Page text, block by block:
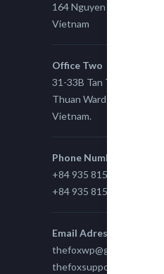
164 Nguyen Xi, Binh
Vietnam
Office Two
31-33B Tan Thuan St,
Thuan Ward 11, District
Vietnam.
Phone Number
+84 935 815 989
+84 935 815 989
Email Adress
thefoxwp@gmail.com
thefoxsupport@gmail.com